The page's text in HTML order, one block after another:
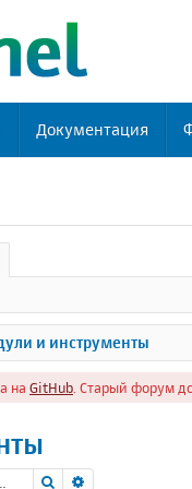
Документация
и инструменты
на GitHub . Старый форум
Поиск